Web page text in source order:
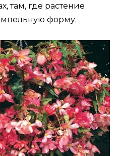
там, где растение
форму.